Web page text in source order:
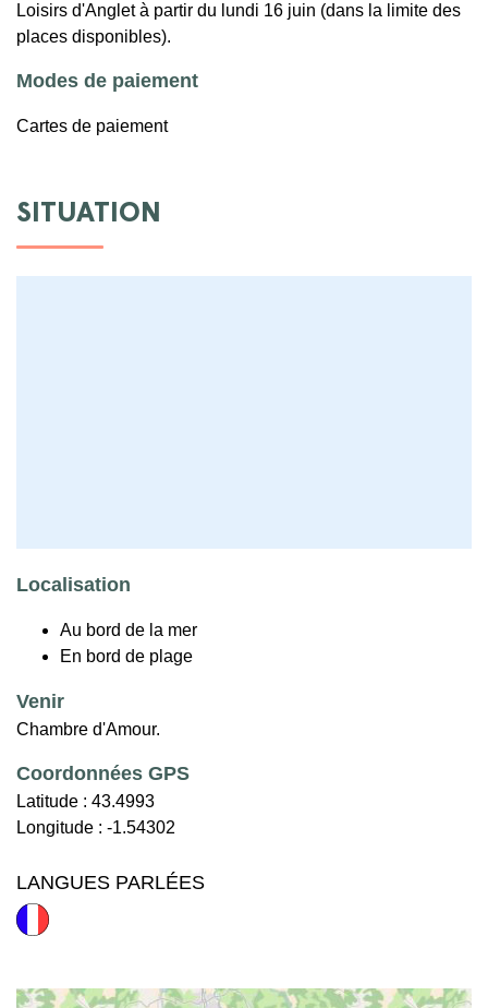
Loisirs d'Anglet à partir du lundi 16 juin (dans la limite des
places disponibles).
Modes de paiement
Cartes de paiement
SITUATION
Localisation
Au bord de la mer
En bord de plage
Venir
Chambre d'Amour.
Coordonnées GPS
Latitude : 43.4993
Longitude : -1.54302
LANGUES PARLÉES